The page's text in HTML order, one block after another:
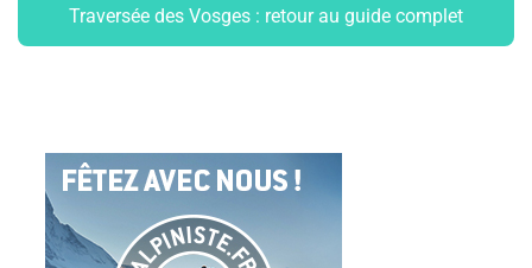
Traversée des Vosges : retour au guide complet